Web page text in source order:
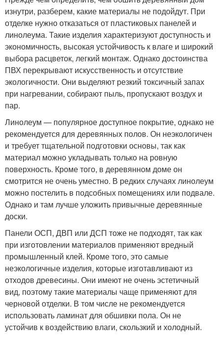
изнутри, разберем, какие материалы не подойдут. При
отделке нужно отказаться от пластиковых панелей и
линолеума. Такие изделия характеризуют доступность и
экономичность, высокая устойчивость к влаге и широкий
выбора расцветок, легкий монтаж. Однако достоинства
ПВХ перекрывают искусственность и отсутствие
экологичности. Они выделяют резкий токсичный запах
при нагревании, собирают пыль, пропускают воздух и
пар.
Линолеум — популярное доступное покрытие, однако не
рекомендуется для деревянных полов. Он неэкологичен
и требует тщательной подготовки основы, так как
материал можно укладывать только на ровную
поверхность. Кроме того, в деревянном доме он
смотрится не очень уместно. В редких случаях линолеум
можно постелить в подсобных помещениях или подвале.
Однако и там лучше уложить привычные деревянные
доски.
Панели ОСП, ДВП или ДСП тоже не подходят, так как
при изготовлении материалов применяют вредный
промышленный клей. Кроме того, это самые
неэкологичные изделия, которые изготавливают из
отходов древесины. Они имеют не очень эстетичный
вид, поэтому такие материалы чаще применяют для
черновой отделки. В том числе не рекомендуется
использовать ламинат для обшивки пола. Он не
устойчив к воздействию влаги, скользкий и холодный.